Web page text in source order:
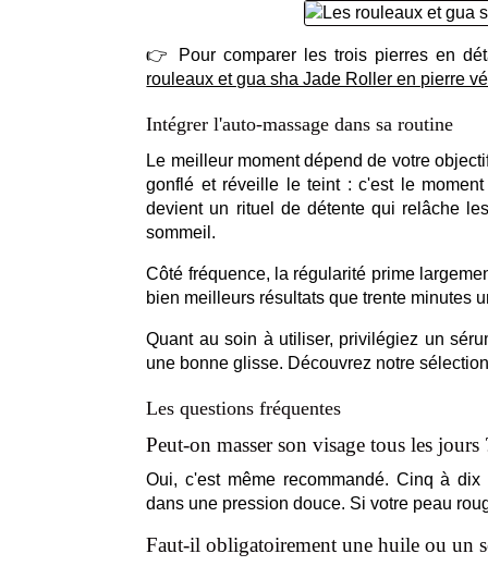
👉 Pour comparer les trois pierres en
rouleaux et gua sha Jade Roller en pierre
Intégrer l'auto-massage dans sa routine
Le meilleur moment dépend de votre
gonflé et réveille le teint : c'est le
devient un rituel de détente qui relâche
sommeil.
Côté fréquence, la régularité prime
bien meilleurs résultats que trente minutes
Quant au soin à utiliser, privilégiez un
une bonne glisse. Découvrez notre
Les questions fréquentes
Peut-on masser son visage tous les jours
Oui, c'est même recommandé. Cinq à
dans une pression douce. Si votre peau
Faut-il obligatoirement une huile ou un